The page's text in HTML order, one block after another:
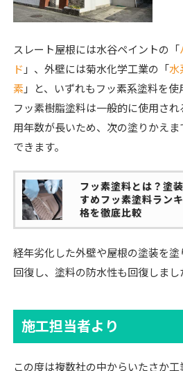
スレート屋根には水谷ペイントの「
ド 」、外壁には菊水化学工業の「水
素 」と、いずれもフッ素系塗料を使
フッ素樹脂塗料は一般的に使用さ
用年数が長いため、次の塗りかえ
できます。
フッ素塗料とは？塗
すめフッ素塗料ラン
格を徹底比較
経年劣化した外壁や屋根の塗装を
回復し、塗料の防水性も回復しまし
施工担当者より
この度は複数社の中からいたさか